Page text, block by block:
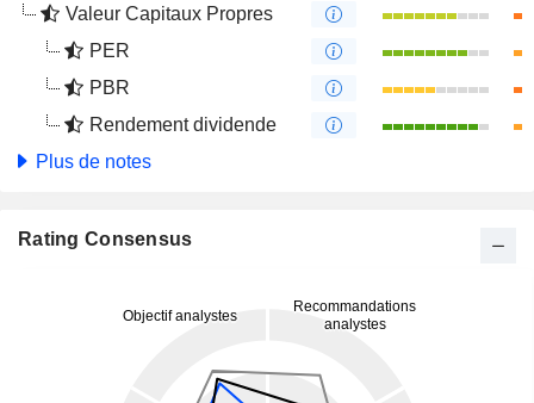
Valeur Capitaux Propres
PER
PBR
Rendement dividende
Plus de notes
Rating Consensus